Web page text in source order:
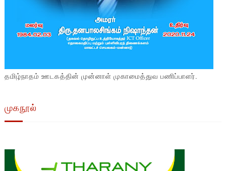
தமிழ்நாதம் ஊடகத்தின் முன்னாள் முகாமைத்துவ பணிப்பாளர்.
முகநூல்